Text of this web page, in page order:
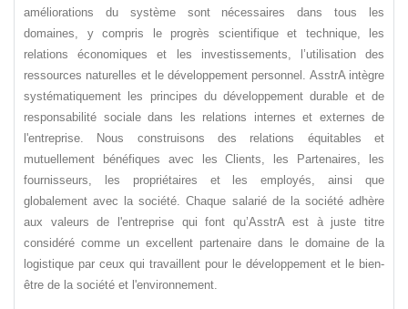
améliorations du système sont nécessaires dans tous les
domaines, y compris le progrès scientifique et technique, les
relations économiques et les investissements, l’utilisation des
ressources naturelles et le développement personnel. AsstrA intègre
systématiquement les principes du développement durable et de
responsabilité sociale dans les relations internes et externes de
l'entreprise. Nous construisons des relations équitables et
mutuellement bénéfiques avec les Clients, les Partenaires, les
fournisseurs, les propriétaires et les employés, ainsi que
globalement avec la société. Chaque salarié de la société adhère
aux valeurs de l'entreprise qui font qu’AsstrA est à juste titre
considéré comme un excellent partenaire dans le domaine de la
logistique par ceux qui travaillent pour le développement et le bien-
être de la société et l'environnement.